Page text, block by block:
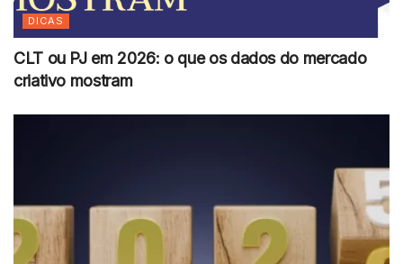
DICAS
CLT ou PJ em 2026: o que os dados do mercado
criativo mostram